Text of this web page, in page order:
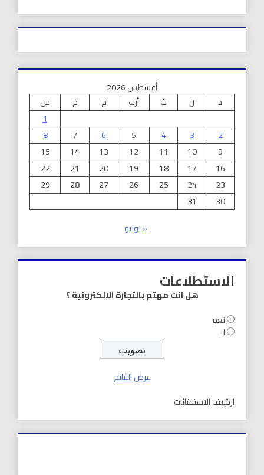
أغسطس 2026
د
ن ث أرب خ ج
س
1
2
3
4
5
6
7
8
9
10
11
12
13
14
15
16
17
18
19
20
21
22
23
24
25
26
27
28
29
30
31
« يوليو
الاستطلاعات
هل انت مهتم بالتجارة الالكترونية ؟
نعم
لا
عرض النتائج
ارشيف الاستفتائات